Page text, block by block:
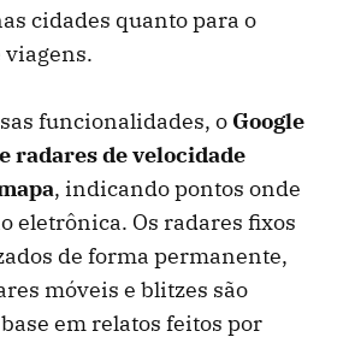
cidades quanto para o
funcionalidades, o Google
radares de velocidade
, indicando pontos onde
eletrônica. Os radares fixos
de forma permanente,
móveis e blitzes são
em relatos feitos por